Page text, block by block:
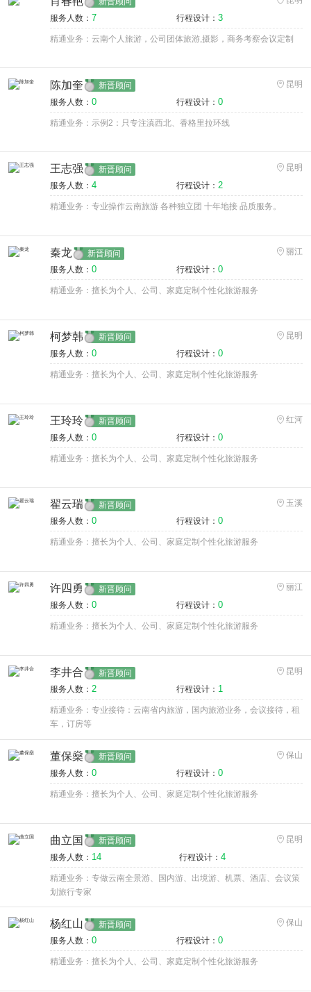
服务人数： 7 行程设计： 3
精通业务：云南个人旅游，公司团体旅游,摄影，商务考察会议定制
陈加奎 新晋顾问
昆明
服务人数： 0 行程设计： 0
精通业务：示例2：只专注滇西北、香格里拉环线
王志强 新晋顾问
昆明
服务人数： 4 行程设计： 2
精通业务：专业操作云南旅游 各种独立团 十年地接 品质服务。
秦龙 新晋顾问
丽江
服务人数： 0 行程设计： 0
精通业务：擅长为个人、公司、家庭定制个性化旅游服务
柯梦韩 新晋顾问
昆明
服务人数： 0 行程设计： 0
精通业务：擅长为个人、公司、家庭定制个性化旅游服务
王玲玲 新晋顾问
红河
服务人数： 0 行程设计： 0
精通业务：擅长为个人、公司、家庭定制个性化旅游服务
翟云瑞 新晋顾问
玉溪
服务人数： 0 行程设计： 0
精通业务：擅长为个人、公司、家庭定制个性化旅游服务
许四勇 新晋顾问
丽江
服务人数： 0 行程设计： 0
精通业务：擅长为个人、公司、家庭定制个性化旅游服务
李井合 新晋顾问
昆明
服务人数： 2 行程设计： 1
精通业务：专业接待：云南省内旅游，国内旅游业务，会议接待，租
车，订房等
董保燊 新晋顾问
保山
服务人数： 0 行程设计： 0
精通业务：擅长为个人、公司、家庭定制个性化旅游服务
曲立国 新晋顾问
昆明
服务人数： 14 行程设计： 4
精通业务：专做云南全景游、国内游、出境游、机票、酒店、会议策
划旅行专家
杨红山 新晋顾问
保山
服务人数： 0 行程设计： 0
精通业务：擅长为个人、公司、家庭定制个性化旅游服务